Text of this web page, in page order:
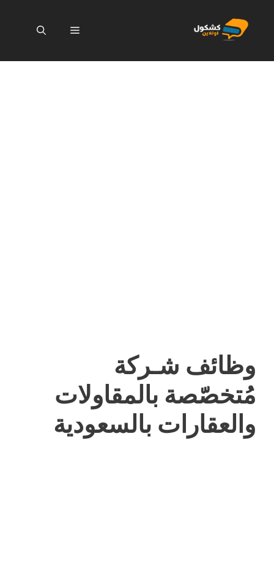
المحتوى
القائمة
وظائف شـركة
مُتخصّصة بالمقاولات
والعقارات بالسعودية